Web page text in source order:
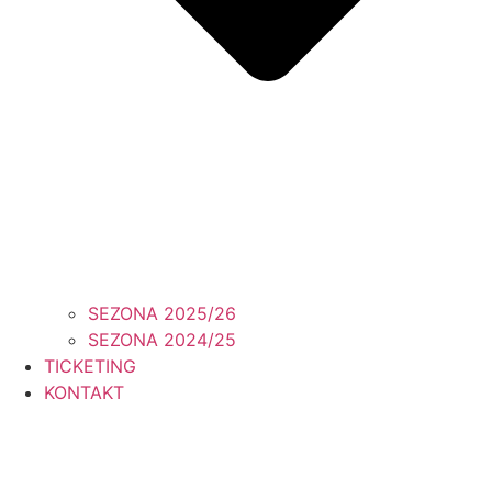
SEZONA 2025/26
SEZONA 2024/25
TICKETING
KONTAKT